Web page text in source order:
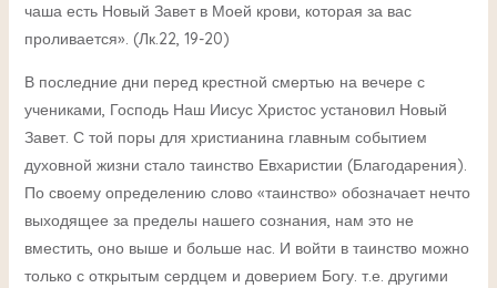
чаша есть Новый Завет в Моей крови, которая за вас
проливается». (Лк.22, 19-20)
В последние дни перед крестной смертью на вечере с
учениками, Господь Наш Иисус Христос установил Новый
Завет. С той поры для христианина главным событием
духовной жизни стало таинство Евхаристии (Благодарения).
По своему определению слово «таинство» обозначает нечто
выходящее за пределы нашего сознания, нам это не
вместить, оно выше и больше нас. И войти в таинство можно
только с открытым сердцем и доверием Богу. т.е. другими